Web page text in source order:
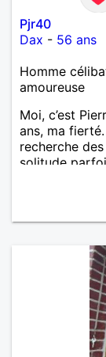
Pjr40
Dax - 56 ans
Homme
amoureuse
Moi, c’est
ans, ma
recherche
solitude
vague à
importante à
sentiments
œuvre » disait
autant être
avec très
bienveillant,
respectueux,
laisse «
m’éprenez
j’aime me